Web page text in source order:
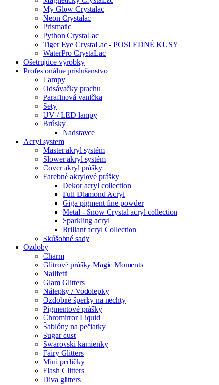
My Glow Crystalac
Neon Crystalac
Prismatic
Python CrystaLac
Tiger Eye CrystaLac - POSLEDNÉ KUSY
WaterPro CrystaLac
Ošetrujúce výrobky
Profesionálne príslušenstvo
Lampy
Odsávačky prachu
Parafinová vanička
Sety
UV / LED lampy
Brúsky
Nadstavce
Acryl system
Master akryl systém
Slower akryl systém
Cover akryl prášky
Farebné akrylové prášky
Dekor acryl collection
Full Diamond Acryl
Giga pigment fine powder
Metal - Snow Crystal acryl collection
Sparkling acryl
Brillant acryl Collection
Skúšobné sady
Ozdoby
Charm
Glitrové prášky Magic Moments
Nailfetti
Glam Glitters
Nálepky / Vodolepky
Ozdobné šperky na nechty
Pigmentové prášky
Chromirror Liquid
Šablóny na pečiatky
Sugar dust
Swarovski kamienky
Fairy Glitters
Mini perličky
Flash Glitters
Diva glitters